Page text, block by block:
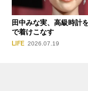
田中みな実、高級時計
で着けこなす
LIFE 2026.07.19